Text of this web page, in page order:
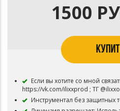
1500
Если вы хотите со мной
https://vk.com/ilixxprod ; ТГ
Инструментал без защитных